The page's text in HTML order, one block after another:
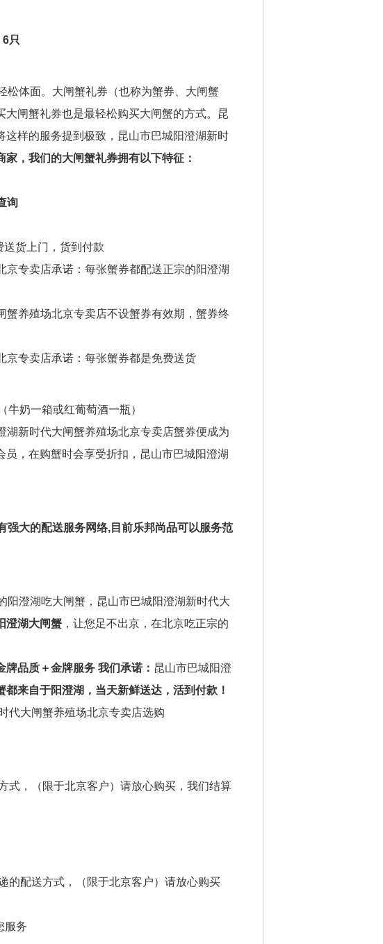
只
松体面。大闸蟹礼券（也称为蟹券、大闸蟹
闸蟹礼券也是最轻松购买大闸蟹的方式。昆
样的服务提到极致，昆山市巴城阳澄湖新时
，我们的大闸蟹礼券拥有以下特征：
询
送货上门，货到付款
京专卖店承诺：每张蟹券都配送正宗的阳澄湖
蟹养殖场北京专卖店不设蟹券有效期，蟹券终
京专卖店承诺：每张蟹券都是免费送货
奶一箱或红葡萄酒一瓶）
湖新时代大闸蟹养殖场北京专卖店蟹券便成为
，在购蟹时会享受折扣，昆山市巴城阳澄湖
强大的配送服务网络,目前乐邦尚品可以服务范
阳澄湖吃大闸蟹，昆山市巴城阳澄湖新时代大
澄湖大闸蟹 ，让您足不出京，在北京吃正宗的
牌品质＋金牌服务 我们承诺： 昆山市巴城阳澄
都来自于阳澄湖，当天新鲜送达，活到付款！
代大闸蟹养殖场北京专卖店选购
式，（限于北京客户）请放心购买，我们结算
的配送方式，（限于北京客户）请放心购买
服务